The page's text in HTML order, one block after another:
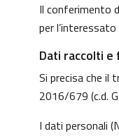
Il conferimento
per
Dati raccolti e
Si precisa che il
2016/679 (c.d.
I dati personali